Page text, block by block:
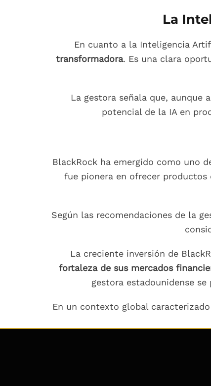
La
En cuanto a la Inteligencia
transformadora. Es una clara
La gestora señala que, aunque
potencial de la IA en
BlackRock ha emergido como uno
fue pionera en ofrecer
Según las recomendaciones de la
La creciente inversión de
fortaleza de sus mercados
gestora estadounidense
En un contexto global